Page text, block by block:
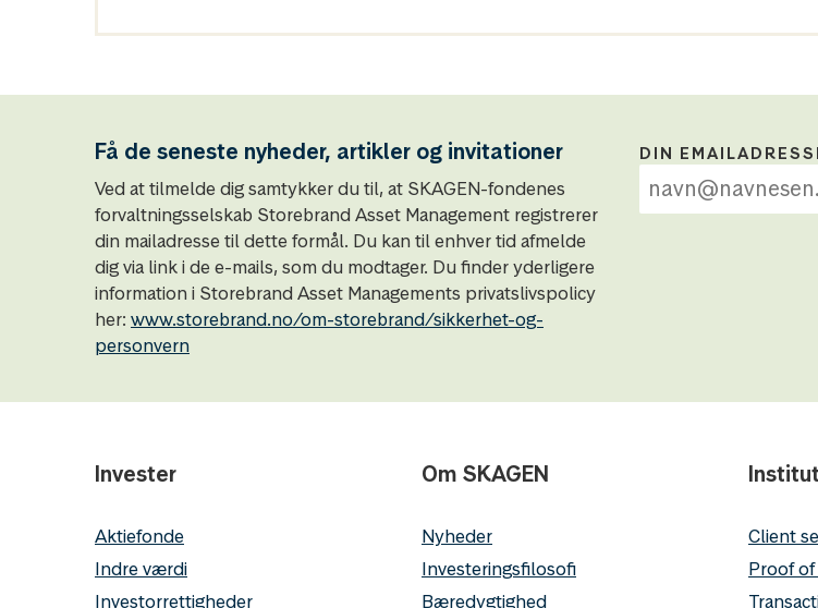
Få de seneste nyheder, artikler og invitationer
Ved at tilmelde dig samtykker du til, at SKAGEN-fondenes
forvaltningsselskab Storebrand Asset Management registrerer
din mailadresse til dette formål. Du kan til enhver tid afmelde
dig via link i de e-mails, som du modtager. Du finder yderligere
information i Storebrand Asset Managements privatslivspolicy
her: www.storebrand.no/om-storebrand/sikkerhet-og-
personvern
DIN
Invester
Aktiefonde
Indre værdi
Investorrettigheder
Om SKAGEN
Nyheder
Investeringsfilosofi
Bæredygtighed
Client
Proof